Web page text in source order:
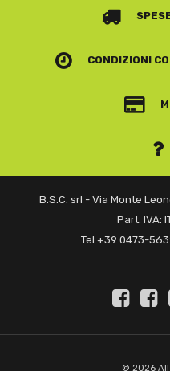
CONDIZIONI
B.S.C. srl - Via Monte
Part. IVA:
Tel +39 0473-
© 2026 All